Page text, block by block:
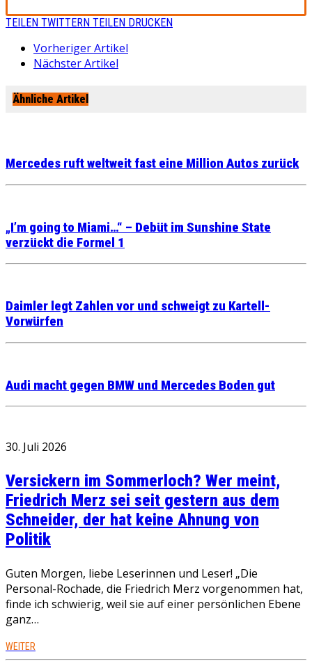
TEILEN TWITTERN TEILEN DRUCKEN
Vorheriger Artikel
Nächster Artikel
Ähnliche Artikel
Mercedes ruft weltweit fast eine Million Autos zurück
„I’m going to Miami…“ – Debüt im Sunshine State
verzückt die Formel 1
Daimler legt Zahlen vor und schweigt zu Kartell-
Vorwürfen
Audi macht gegen BMW und Mercedes Boden gut
30. Juli 2026
Versickern im Sommerloch? Wer meint,
Friedrich Merz sei seit gestern aus dem
Schneider, der hat keine Ahnung von
Politik
Guten Morgen, liebe Leserinnen und Leser! „Die
Personal-Rochade, die Friedrich Merz vorgenommen hat,
finde ich schwierig, weil sie auf einer persönlichen Ebene
ganz…
WEITER